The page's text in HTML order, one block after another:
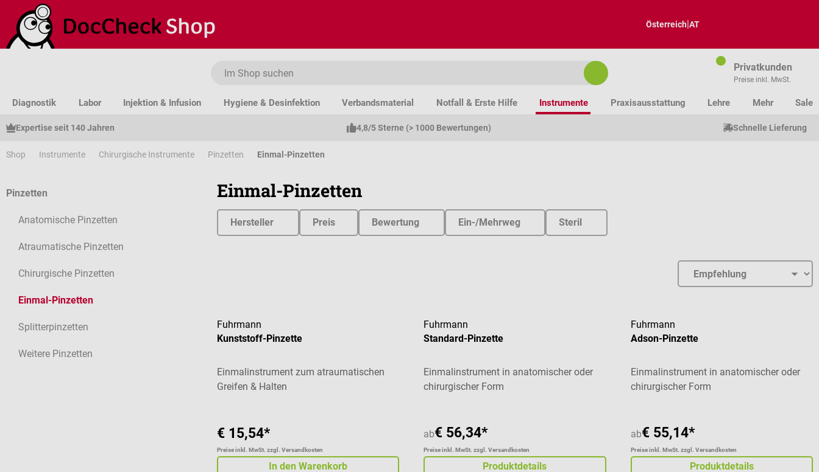
Hauptinhalt springen
Zur Suche springen
Zur Hauptnavigation springen
Österreich|AT
Privatkunden
Preise inkl. MwSt.
Diagnostik Labor Injektion & Infusion Hygiene & Desinfektion Verbandsmaterial Notfall & Erste Hilfe Instrumente Praxisausstattung Lehre Mehr Sale
Expertise seit 140 Jahren 4,8/5 Sterne (> 1000 Bewertungen) Schnelle Lieferung
Shop Instrumente Chirurgische Instrumente Pinzetten Einmal-Pinzetten
Pinzetten
Anatomische Pinzetten
Atraumatische Pinzetten
Chirurgische Pinzetten
Einmal-Pinzetten
Splitterpinzetten
Weitere Pinzetten
Einmal-Pinzetten
Hersteller Preis Bewertung Ein-/Mehrweg Steril
Fuhrmann
Kunststoff-Pinzette
Einmalinstrument zum atraumatischen
Greifen & Halten
€ 15,54*
Preise inkl. MwSt. zzgl. Versandkosten
In den Warenkorb
Fuhrmann
Standard-Pinzette
Einmalinstrument in anatomischer oder
chirurgischer Form
ab€ 56,34*
Preise inkl. MwSt. zzgl. Versandkosten
Produktdetails
Fuhrmann
Adson-Pinzette
Einmalinstrument in anatomischer oder
chirurgischer Form
ab€ 55,14*
Preise inkl. MwSt. zzgl. Versandkosten
Produktdetails